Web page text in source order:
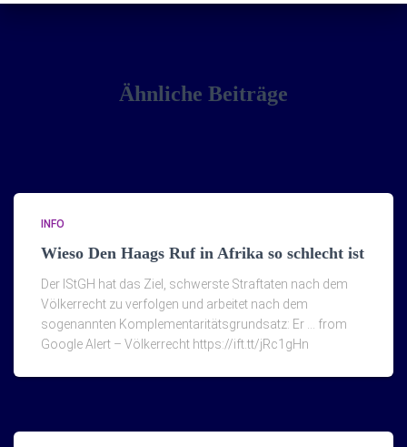
Ähnliche Beiträge
INFO
Wieso Den Haags Ruf in Afrika so schlecht ist
Der IStGH hat das Ziel, schwerste Straftaten nach dem
Völkerrecht zu verfolgen und arbeitet nach dem
sogenannten Komplementaritätsgrundsatz: Er … from
Google Alert – Völkerrecht https://ift.tt/jRc1gHn